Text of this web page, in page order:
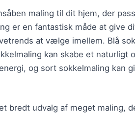
maling til dit hjem, der
er en fantastisk måde at give
at vælge imellem. Blå
kan skabe et naturligt
og sort sokkelmaling kan
bredt udvalg af meget maling,